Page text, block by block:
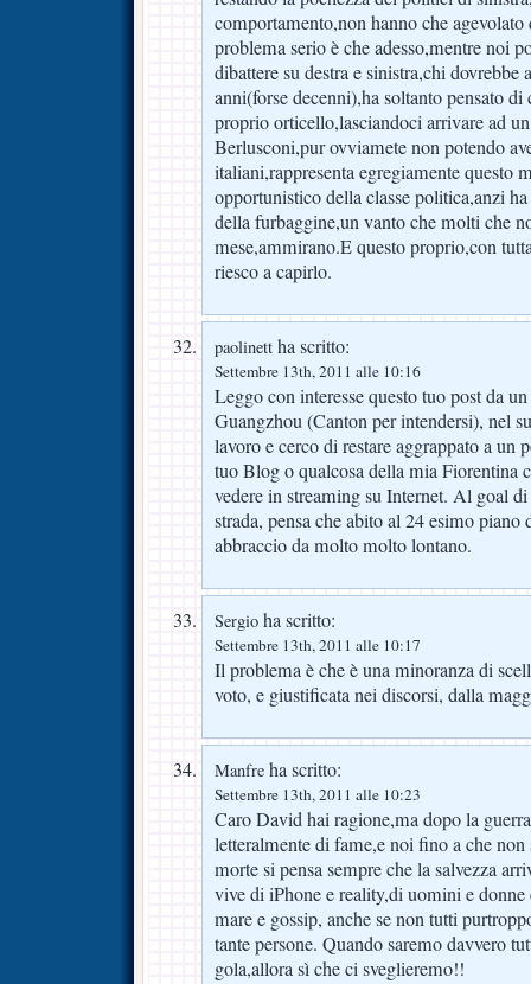
comportamento,non hanno che agevolato
problema serio è che adesso,mentre noi
dibattere su destra e sinistra,chi dovrebbe
anni(forse decenni),ha soltanto pensato
proprio orticello,lasciandoci arrivare ad
Berlusconi,pur ovviamete non potendo
italiani,rappresenta egregiamente questo
opportunistico della classe politica,anzi
della furbaggine,un vanto che molti che
mese,ammirano.E questo proprio,con
riesco a capirlo.
paolinett ha scritto:
Settembre 13th, 2011 alle 10:16
Leggo con interesse questo tuo post da
Guangzhou (Canton per intendersi), nel
lavoro e cerco di restare aggrappato a un
tuo Blog o qualcosa della mia Fiorentina
vedere in streaming su Internet. Al goal
strada, pensa che abito al 24 esimo
abbraccio da molto molto lontano.
Sergio ha scritto:
Settembre 13th, 2011 alle 10:17
Il problema è che è una minoranza di
voto, e giustificata nei discorsi, dalla
Manfre ha scritto:
Settembre 13th, 2011 alle 10:23
Caro David hai ragione,ma dopo la
letteralmente di fame,e noi fino a che
morte si pensa sempre che la salvezza
vive di iPhone e reality,di uomini e
mare e gossip, anche se non tutti
tante persone. Quando saremo davvero
gola,allora sì che ci sveglieremo!!